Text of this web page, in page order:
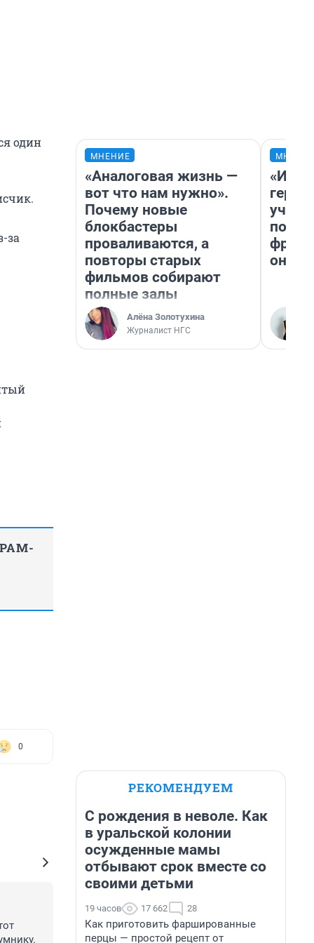
один
за
0
МНЕНИЕ
«Аналоговая жизнь —
вот что нам нужно».
Почему новые
блокбастеры
проваливаются, а
повторы старых
фильмов собирают
полные залы
Алёна Золотухина
Журналист НГС
учит
она
РЕКОМЕНДУЕМ
С рождения в неволе. Как
в уральской колонии
осужденные мамы
отбывают срок вместе со
своими детьми
19 часов 17 662 28
Как приготовить фаршированные
перцы — простой рецепт от